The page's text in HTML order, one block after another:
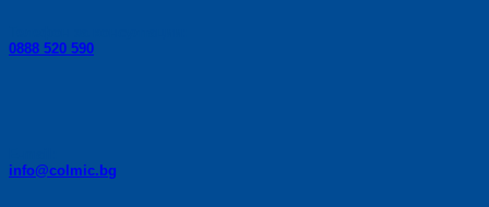
0888 520 590
info@colmic.bg